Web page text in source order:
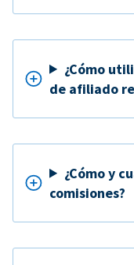
¿Cómo
de afiliado
¿Cómo y
comisiones?